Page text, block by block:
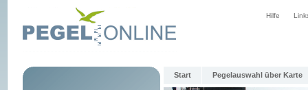
Hilfe
Start Pegelauswahl über Karte